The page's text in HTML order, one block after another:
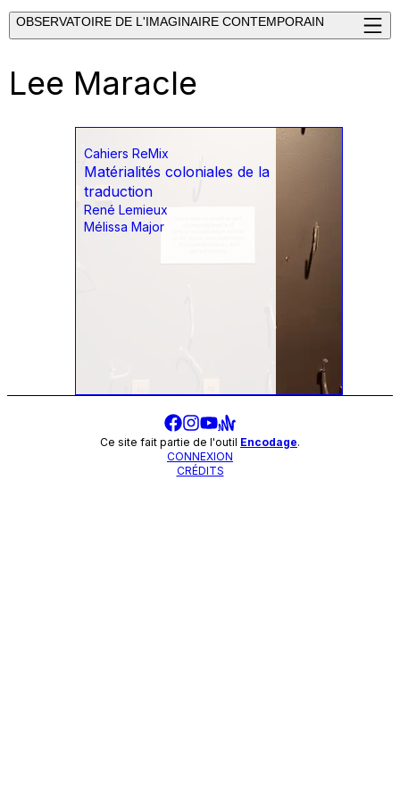
OBSERVATOIRE DE L'IMAGINAIRE CONTEMPORAIN
Lee Maracle
Cahiers ReMix
Matérialités coloniales de la
traduction
René Lemieux
Mélissa Major
Ce site fait partie de l'outil Encodage.
CONNEXION
CRÉDITS